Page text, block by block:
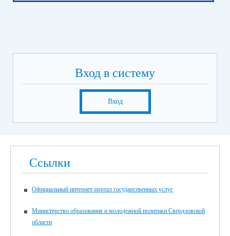
Вход в систему
Вход
Ссылки
Официальный интернет-портал государственных услуг
Министерство образования и молодежной политики Свердловской
области